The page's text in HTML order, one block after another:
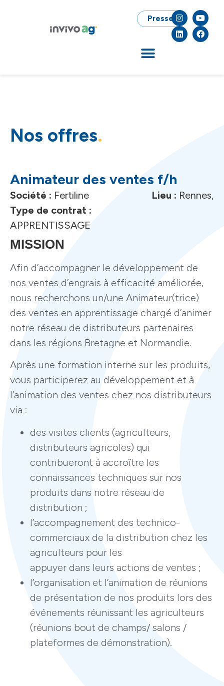
Presse
Nos offres
Animateur des ventes f/h
Société : Fertiline
Type de contrat :
APPRENTISSAGE
Lieu : Rennes,
MISSION
Afin d’accompagner le développement de
nos ventes d’engrais à efficacité améliorée,
nous recherchons un/une Animateur(trice)
des ventes en apprentissage chargé d’animer
notre réseau de distributeurs partenaires
dans les régions Bretagne et Normandie.
Après une formation interne sur les produits,
vous participerez au développement et à
l’animation des ventes chez nos distributeurs
via :
des visites clients (agriculteurs,
distributeurs agricoles) qui
contribueront à accroître les
connaissances techniques sur nos
produits dans notre réseau de
distribution ;
l’accompagnement des technico-
commerciaux de la distribution chez les
agriculteurs pour les
appuyer dans leurs actions de ventes ;
l’organisation et l’animation de réunions
de présentation de nos produits lors des
événements réunissant les agriculteurs
(réunions bout de champs/ salons /
plateformes de démonstration).